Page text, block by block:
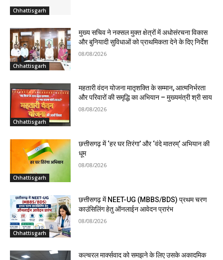
Chhattisgarh
Chhattisgarh
मुख्य सचिव ने नक्सल मुक्त क्षेत्रों में अधोसंरचना विकास
और बुनियादी सुविधाओं को प्राथमिकता देने के दिए निर्देश
08/08/2026
Chhattisgarh
महतारी वंदन योजना मातृशक्ति के सम्मान, आत्मनिर्भरता
और परिवारों की समृद्धि का अभियान – मुख्यमंत्री श्री साय
08/08/2026
Chhattisgarh
छत्तीसगढ़ में ‘हर घर तिरंगा’ और ‘वंदे मातरम्’ अभियान की
धूम
08/08/2026
Chhattisgarh
छत्तीसगढ़ में NEET-UG (MBBS/BDS) प्रथम चरण
काउंसिलिंग हेतु ऑनलाईन आवेदन प्रारंभ
08/08/2026
कल्चरल मार्क्सवाद को समझने के लिए उसके अकादमिक